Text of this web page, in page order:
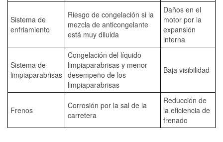
Sistema de
enfriamiento
Riesgo de congelación si la
mezcla de anticongelante
está muy diluida
Daños en el
motor por la
expansión
interna
Sistema de
limpiaparabrisas
Congelación del líquido
limpiaparabrisas y menor
desempeño de los
limpiaparabrisas
Baja visibilidad
Frenos
Corrosión por la sal de la
carretera
Reducción de
la eficiencia de
frenado